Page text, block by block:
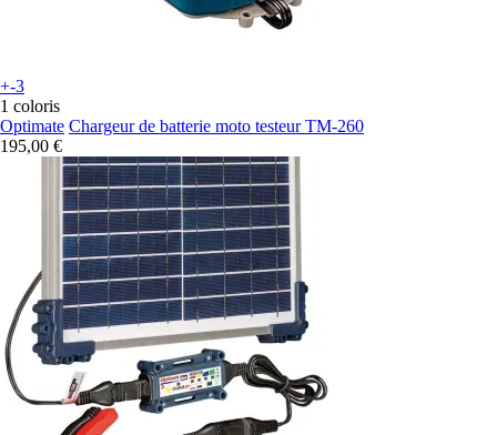
+-3
1 coloris
Optimate Chargeur de batterie moto testeur TM-260
195,00 €